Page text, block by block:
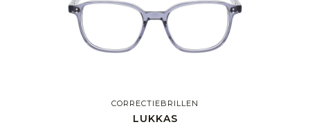
CORRECTIEBRILLEN
LUKKAS